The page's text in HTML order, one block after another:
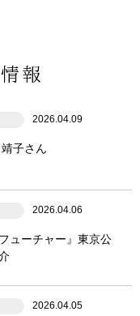
報
2026.04.09
子さん
2026.04.06
ューチャー』東京公
2026.04.05